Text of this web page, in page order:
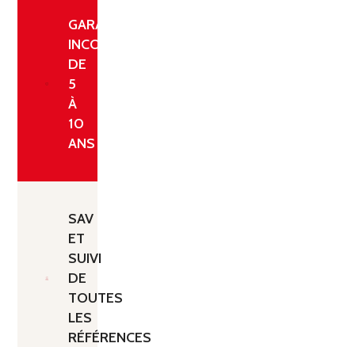
GARANTIE
INCONDITIONNELLE
DE
5
À
10
ANS
SAV
ET
SUIVI
DE
TOUTES
LES
RÉFÉRENCES